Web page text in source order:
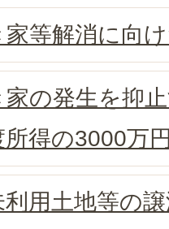
家等解消に向
家の発生を抑
所得の3000万
利用土地等の